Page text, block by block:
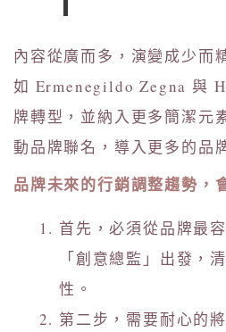
內容從廣而多，演變成少而
如 Ermenegildo Zegna 與
牌轉型，並納入更多簡潔元
動品牌聯名，導入更多的品
品牌未來的行銷調整趨勢，
首先，必須從品牌最
「創意總監」出發，
性。
第二步，需要耐心的